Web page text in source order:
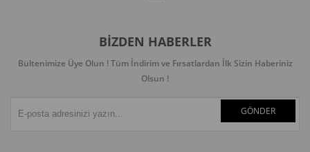
BIZDEN HABERLER
Bültenimize Üye Olun ! Tüm İndirim ve Fırsatlardan İlk Sizin Haberiniz
Olsun !
GÖNDER